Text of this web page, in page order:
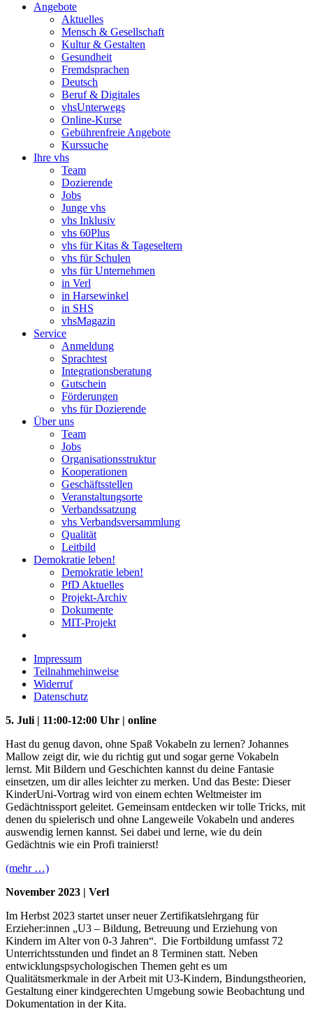
Angebote
Aktuelles
Mensch & Gesellschaft
Kultur & Gestalten
Gesundheit
Fremdsprachen
Deutsch
Beruf & Digitales
vhsUnterwegs
Online-Kurse
Gebührenfreie Angebote
Kurssuche
Ihre vhs
Team
Dozierende
Jobs
Junge vhs
vhs Inklusiv
vhs 60Plus
vhs für Kitas & Tageseltern
vhs für Schulen
vhs für Unternehmen
in Verl
in Harsewinkel
in SHS
vhsMagazin
Service
Anmeldung
Sprachtest
Integrationsberatung
Gutschein
Förderungen
vhs für Dozierende
Über uns
Team
Jobs
Organisationsstruktur
Kooperationen
Geschäftsstellen
Veranstaltungsorte
Verbandssatzung
vhs Verbandsversammlung
Qualität
Leitbild
Demokratie leben!
Demokratie leben!
PfD Aktuelles
Projekt-Archiv
Dokumente
MIT-Projekt
Impressum
Teilnahmehinweise
Widerruf
Datenschutz
5. Juli | 11:00-12:00 Uhr | online
Hast du genug davon, ohne Spaß Vokabeln zu lernen? Johannes
Mallow zeigt dir, wie du richtig gut und sogar gerne Vokabeln
lernst. Mit Bildern und Geschichten kannst du deine Fantasie
einsetzen, um dir alles leichter zu merken. Und das Beste: Dieser
KinderUni-Vortrag wird von einem echten Weltmeister im
Gedächtnissport geleitet. Gemeinsam entdecken wir tolle Tricks, mit
denen du spielerisch und ohne Langeweile Vokabeln und anderes
auswendig lernen kannst. Sei dabei und lerne, wie du dein
Gedächtnis wie ein Profi trainierst!
(mehr …)
November 2023 | Verl
Im Herbst 2023 startet unser neuer Zertifikatslehrgang für
Erzieher:innen „U3 – Bildung, Betreuung und Erziehung von
Kindern im Alter von 0-3 Jahren“. Die Fortbildung umfasst 72
Unterrichtsstunden und findet an 8 Terminen statt. Neben
entwicklungspsychologischen Themen geht es um
Qualitätsmerkmale in der Arbeit mit U3-Kindern, Bindungstheorien,
Gestaltung einer kindgerechten Umgebung sowie Beobachtung und
Dokumentation in der Kita.